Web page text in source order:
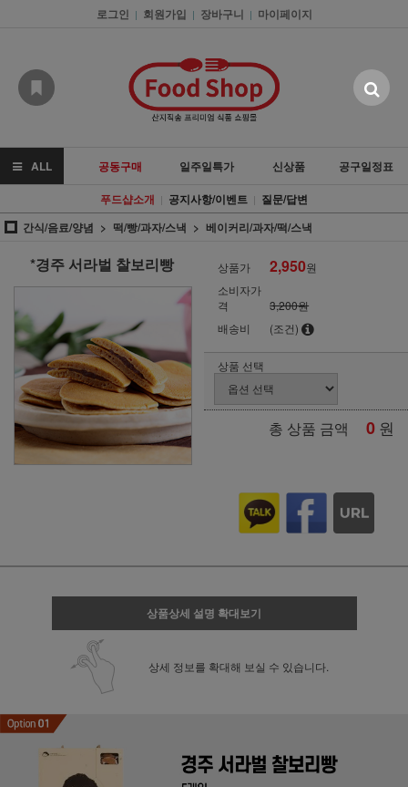
로그인 | 회원가입 | 장바구니 | 마이페이지
ALL 공동구매 일주일특가 신상품
공구일정표
푸드샵소개 | 공지사항/이벤트 | 질문/답변
간식/음료/양념
떡/빵/과자/스낵 베이커리/과자/떡/스낵
*경주 서라벌 찰보리빵 상품가 2,950원
소비자가
격
3,200원
배송비
(조건)
상품 선택
총 상품 금액 0 원
상품상세 설명 확대보기
상세 정보를 확대해 보실 수 있습니다.